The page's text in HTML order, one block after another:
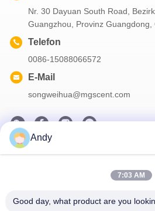
Nr. 30 Dayuan South Road,
Guangzhou, Provinz Guangdong,
Telefon
0086-15088066572
E-Mail
songweihua@mgscent.com
Unser Newsletter
Abonnieren Sie unseren Newsletter für
Andy
7:03 AM
Good day, what product are you